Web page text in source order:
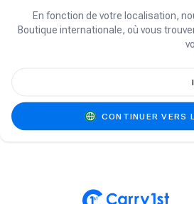
Moyen-Orient
En fonction de votre localisation,
Boutique internationale, où vous
CONTINUER VERS